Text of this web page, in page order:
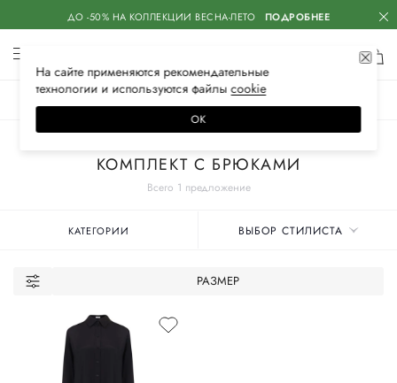
ДО -50% НА КОЛЛЕКЦИИ ВЕСНА-ЛЕТО ПОДРОБНЕЕ
Всего 1 предложение
КОМПЛЕКТ С БРЮКАМИ
КАТЕГОРИИ ВЫБОР СТИЛИСТА
РАЗМЕР
На сайте применяются рекомендательные
технологии и используются файлысооkiе
ОК